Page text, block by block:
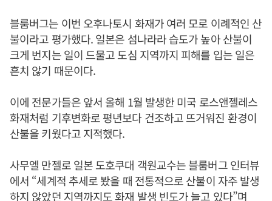
블룸버그는 이번 오후나토시 화재가 여러 모로 이례적인 산
불이라고 평가했다. 일본은 섬나라라 습도가 높아 산불이
크게 번지는 일이 드물고 도심 지역까지 피해를 입는 일은
흔치 않기 때문이다.
이에 전문가들은 앞서 올해 1월 발생한 미국 로스앤젤레스
화재처럼 기후변화로 평년보다 건조하고 뜨거워진 환경이
산불을 키웠다고 지적했다.
사무엘 만젤로 일본 도호쿠대 객원교수는 블룸버그 인터뷰
에서 “세계적 추세로 봤을 때 전통적으로 산불이 자주 발생
하지 않았던 지역까지도 화재 발생 빈도가 늘고 있다”며